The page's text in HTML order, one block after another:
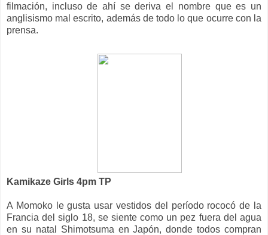
filmación, incluso de ahí se deriva el nombre que es un
anglisismo mal escrito, además de todo lo que ocurre con la
prensa.
Kamikaze Girls 4pm TP
A Momoko le gusta usar vestidos del período rococó de la
Francia del siglo 18, se siente como un pez fuera del agua
en su natal Shimotsuma en Japón, donde todos compran